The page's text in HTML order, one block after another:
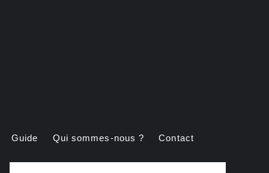
Guide Qui sommes-nous ? Contact